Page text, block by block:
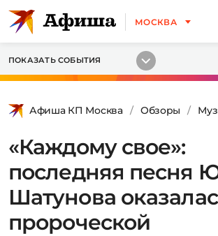
МОСКВА
ПОКАЗАТЬ СОБЫТИЯ
Афиша КП Москва Обзоры
«Каждому свое»:
последняя песня
Шатунова
пророческой